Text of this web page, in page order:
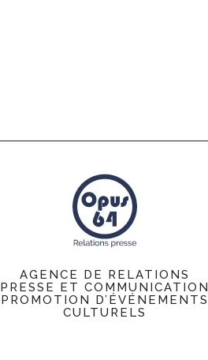
AGENCE DE RELATIONS
PRESSE ET COMMUNICATION
PROMOTION D’ÉVÉNEMENTS
CULTURELS